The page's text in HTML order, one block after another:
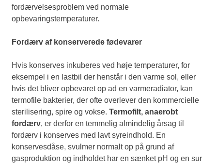
fordærvelsesproblem ved normale
opbevaringstemperaturer.
Fordærv af konserverede fødevarer
Hvis konserves inkuberes ved høje temperaturer, for
eksempel i en lastbil der henstår i den varme sol, eller
hvis det bliver opbevaret op ad en varmeradiator, kan
termofile bakterier, der ofte overlever den kommercielle
sterilisering, spire og vokse. Termofilt, anaerobt
fordærv, er derfor en temmelig almindelig årsag til
fordærv i konserves med lavt syreindhold. En
konservesdåse, svulmer normalt op på grund af
gasproduktion og indholdet har en sænket pH og en sur